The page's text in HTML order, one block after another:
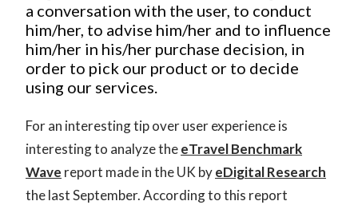
a conversation with the user, to conduct
him/her, to advise him/her and to influence
him/her in his/her purchase decision, in
order to pick our product or to decide
using our services.
For an interesting tip over user experience is
interesting to analyze theeTravel Benchmark
Wave report made in the UK byeDigital Research
the last September. According to this report